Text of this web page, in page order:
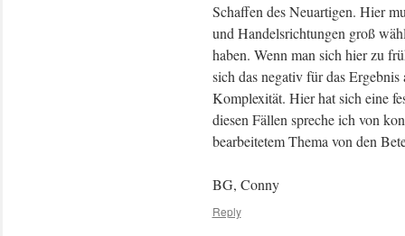
Schaffen des Neuartigen. Hier
und Handelsrichtungen groß
haben. Wenn man sich hier zu
sich das negativ für das
Komplexität. Hier hat sich eine
diesen Fällen spreche ich von
bearbeitetem Thema von den
BG, Conny
Reply